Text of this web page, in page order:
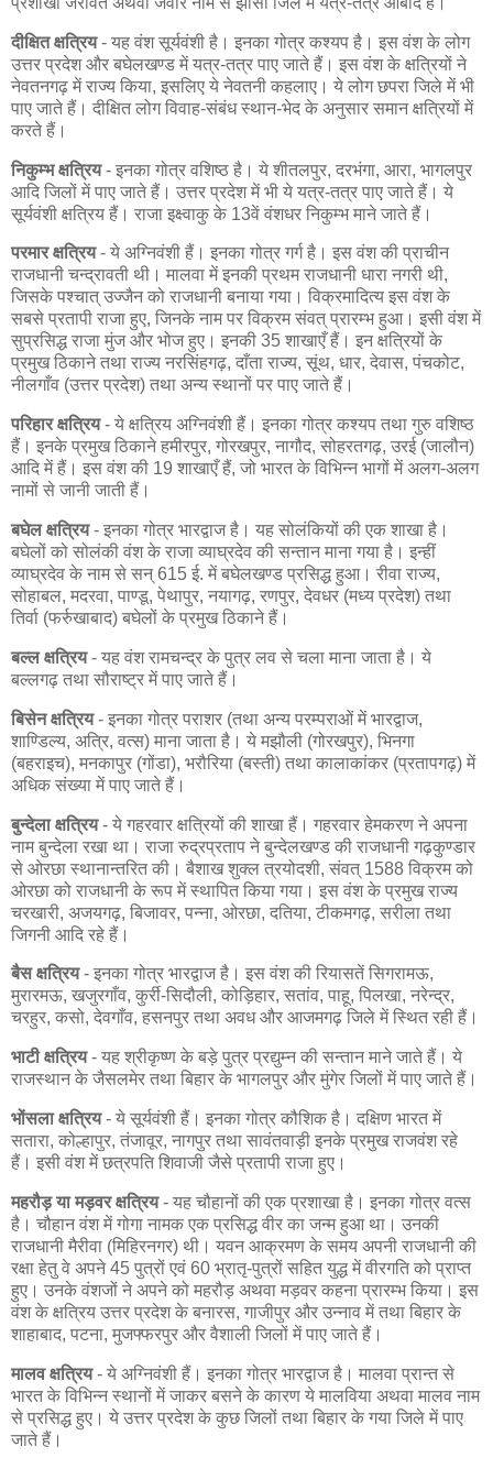
दीक्षित क्षत्रिय- यह वंश सूर्यवंशी है। इनका गोत्र कश्यप है। इस वंश के लोग
उत्तर प्रदेश और बघेलखण्ड में यत्र-तत्र पाए जाते हैं। इस वंश के क्षत्रियों ने
नेवतनगढ़ में राज्य किया, इसलिए ये नेवतनी कहलाए। ये लोग छपरा जिले में भी
पाए जाते हैं। दीक्षित लोग विवाह-संबंध स्थान-भेद के अनुसार समान क्षत्रियों में
करते हैं।
निकुम्भ क्षत्रिय- इनका गोत्र वशिष्ठ है। ये शीतलपुर, दरभंगा, आरा, भागलपुर
आदि जिलों में पाए जाते हैं। उत्तर प्रदेश में भी ये यत्र-तत्र पाए जाते हैं। ये
सूर्यवंशी क्षत्रिय हैं। राजा इक्ष्वाकु के 13वें वंशधर निकुम्भ माने जाते हैं।
परमार क्षत्रिय- ये अग्निवंशी हैं। इनका गोत्र गर्ग है। इस वंश की प्राचीन
राजधानी चन्द्रावती थी। मालवा में इनकी प्रथम राजधानी धारा नगरी थी,
जिसके पश्चात् उज्जैन को राजधानी बनाया गया। विक्रमादित्य इस वंश के
सबसे प्रतापी राजा हुए, जिनके नाम पर विक्रम संवत् प्रारम्भ हुआ। इसी वंश में
सुप्रसिद्ध राजा मुंज और भोज हुए। इनकी 35 शाखाएँ हैं। इन क्षत्रियों के
प्रमुख ठिकाने तथा राज्य नरसिंहगढ़, दाँता राज्य, सूंथ, धार, देवास, पंचकोट,
नीलगाँव (उत्तर प्रदेश) तथा अन्य स्थानों पर पाए जाते हैं।
परिहार क्षत्रिय- ये क्षत्रिय अग्निवंशी हैं। इनका गोत्र कश्यप तथा गुरु वशिष्ठ
हैं। इनके प्रमुख ठिकाने हमीरपुर, गोरखपुर, नागौद, सोहरतगढ़, उरई (जालौन)
आदि में हैं। इस वंश की 19 शाखाएँ हैं, जो भारत के विभिन्न भागों में अलग-अलग
नामों से जानी जाती हैं।
बघेल क्षत्रिय- इनका गोत्र भारद्वाज है। यह सोलंकियों की एक शाखा है।
बघेलों को सोलंकी वंश के राजा व्याघ्रदेव की सन्तान माना गया है। इन्हीं
व्याघ्रदेव के नाम से सन् 615 ई. में बघेलखण्ड प्रसिद्ध हुआ। रीवा राज्य,
सोहाबल, मदरवा, पाण्डू, पेथापुर, नयागढ़, रणपुर, देवधर (मध्य प्रदेश) तथा
तिर्वा (फर्रुखाबाद) बघेलों के प्रमुख ठिकाने हैं।
बल्ल क्षत्रिय- यह वंश रामचन्द्र के पुत्र लव से चला माना जाता है। ये
बल्लगढ़ तथा सौराष्ट्र में पाए जाते हैं।
बिसेन क्षत्रिय- इनका गोत्र पराशर (तथा अन्य परम्पराओं में भारद्वाज,
शाण्डिल्य, अत्रि, वत्स) माना जाता है। ये मझौली (गोरखपुर), भिनगा
(बहराइच), मनकापुर (गोंडा), भरौरिया (बस्ती) तथा कालाकांकर (प्रतापगढ़) में
अधिक संख्या में पाए जाते हैं।
बुन्देला क्षत्रिय- ये गहरवार क्षत्रियों की शाखा हैं। गहरवार हेमकरण ने अपना
नाम बुन्देला रखा था। राजा रुद्रप्रताप ने बुन्देलखण्ड की राजधानी गढ़कुण्डार
से ओरछा स्थानान्तरित की। बैशाख शुक्ल त्रयोदशी, संवत् 1588 विक्रम को
ओरछा को राजधानी के रूप में स्थापित किया गया। इस वंश के प्रमुख राज्य
चरखारी, अजयगढ़, बिजावर, पन्ना, ओरछा, दतिया, टीकमगढ़, सरीला तथा
जिगनी आदि रहे हैं।
बैस क्षत्रिय- इनका गोत्र भारद्वाज है। इस वंश की रियासतें सिगरामऊ,
मुरारमऊ, खजुरगाँव, कुर्री-सिदौली, कोड़िहार, सतांव, पाहू, पिलखा, नरेन्द्र,
चरहुर, कसो, देवगाँव, हसनपुर तथा अवध और आजमगढ़ जिले में स्थित रही हैं।
भाटी क्षत्रिय- यह श्रीकृष्ण के बड़े पुत्र प्रद्युम्न की सन्तान माने जाते हैं। ये
राजस्थान के जैसलमेर तथा बिहार के भागलपुर और मुंगेर जिलों में पाए जाते हैं।
भोंसला क्षत्रिय- ये सूर्यवंशी हैं। इनका गोत्र कौशिक है। दक्षिण भारत में
सतारा, कोल्हापुर, तंजावूर, नागपुर तथा सावंतवाड़ी इनके प्रमुख राजवंश रहे
हैं। इसी वंश में छत्रपति शिवाजी जैसे प्रतापी राजा हुए।
महरौड़ या मड़वर क्षत्रिय- यह चौहानों की एक प्रशाखा है। इनका गोत्र वत्स
है। चौहान वंश में गोगा नामक एक प्रसिद्ध वीर का जन्म हुआ था। उनकी
राजधानी मैरीवा (मिहिरनगर) थी। यवन आक्रमण के समय अपनी राजधानी की
रक्षा हेतु वे अपने 45 पुत्रों एवं 60 भ्रातृ-पुत्रों सहित युद्ध में वीरगति को प्राप्त
हुए। उनके वंशजों ने अपने को महरौड़ अथवा मड़वर कहना प्रारम्भ किया। इस
वंश के क्षत्रिय उत्तर प्रदेश के बनारस, गाजीपुर और उन्नाव में तथा बिहार के
शाहाबाद, पटना, मुजफ्फरपुर और वैशाली जिलों में पाए जाते हैं।
मालव क्षत्रिय- ये अग्निवंशी हैं। इनका गोत्र भारद्वाज है। मालवा प्रान्त से
भारत के विभिन्न स्थानों में जाकर बसने के कारण ये मालविया अथवा मालव नाम
से प्रसिद्ध हुए। ये उत्तर प्रदेश के कुछ जिलों तथा बिहार के गया जिले में पाए
जाते हैं।